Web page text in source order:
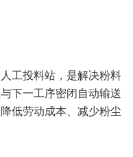
工投料站，是解决粉料
下一工序密闭自动输送
低劳动成本、减少粉尘